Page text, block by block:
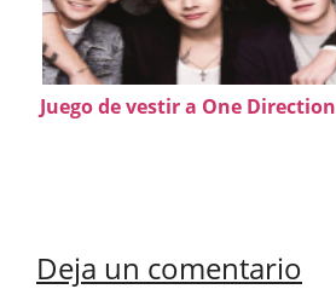
Juego de vestir a One Direction
Deja un comentario